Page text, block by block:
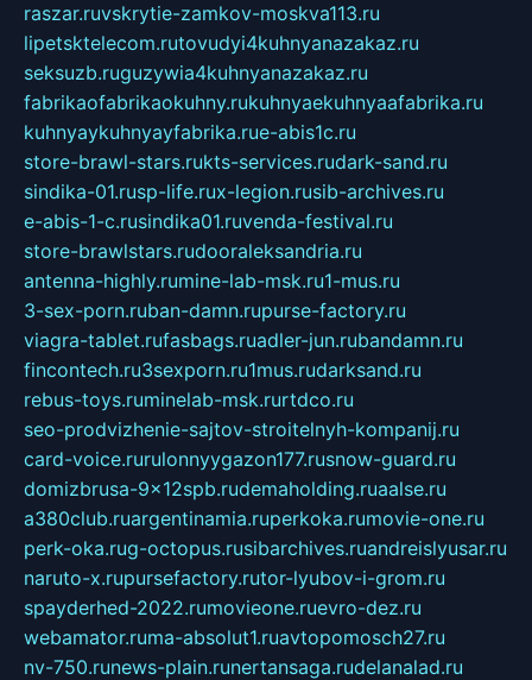
raszar.ruvskrytie-zamkov-moskva113.ru
lipetsktelecom.rutovudyi4kuhnyanazakaz.ru
seksuzb.ruguzywia4kuhnyanazakaz.ru
fabrikaofabrikaokuhny.rukuhnyaekuhnyaafabrika.ru
kuhnyaykuhnyayfabrika.rue-abis1c.ru
store-brawl-stars.rukts-services.rudark-sand.ru
sindika-01.rusp-life.rux-legion.rusib-archives.ru
e-abis-1-c.rusindika01.ruvenda-festival.ru
store-brawlstars.rudooraleksandria.ru
antenna-highly.rumine-lab-msk.ru1-mus.ru
3-sex-porn.ruban-damn.rupurse-factory.ru
viagra-tablet.rufasbags.ruadler-jun.rubandamn.ru
fincontech.ru3sexporn.ru1mus.rudarksand.ru
rebus-toys.ruminelab-msk.rurtdco.ru
seo-prodvizhenie-sajtov-stroitelnyh-kompanij.ru
card-voice.rurulonnyygazon177.rusnow-guard.ru
domizbrusa-9x12spb.rudemaholding.ruaalse.ru
a380club.ruargentinamia.ruperkoka.rumovie-one.ru
perk-oka.rug-octopus.rusibarchives.ruandreislyusar.ru
naruto-x.rupursefactory.rutor-lyubov-i-grom.ru
spayderhed-2022.rumovieone.ruevro-dez.ru
webamator.ruma-absolut1.ruavtopomosch27.ru
nv-750.runews-plain.runertansaga.rudelanalad.ru